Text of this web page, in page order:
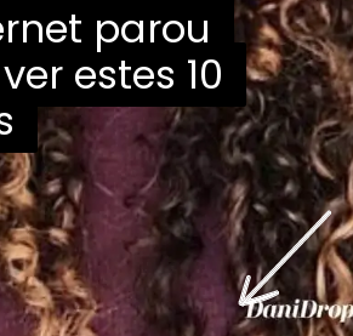
parou
estes 10
parou
estes 10